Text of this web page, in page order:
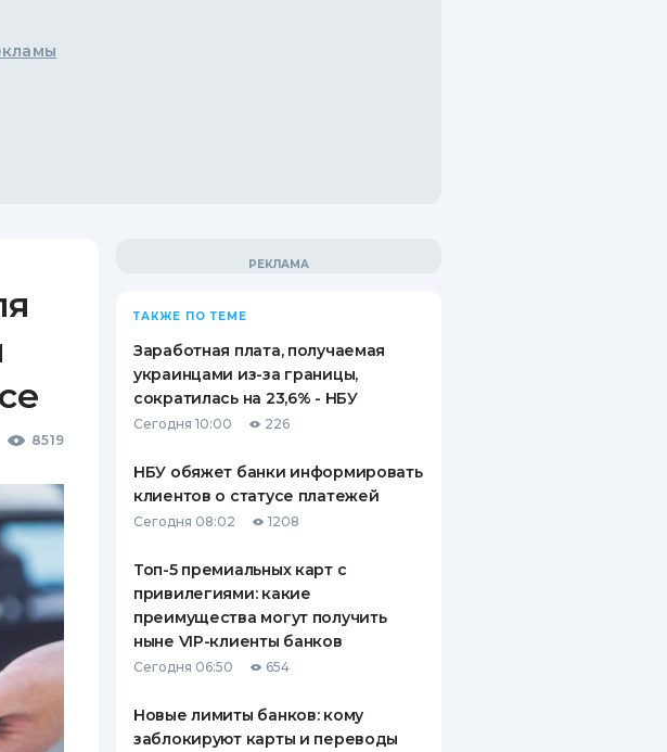
8519
ТАКЖЕ ПО ТЕМЕ
Заработная плата, получаемая
украинцами из-за границы,
сократилась на 23,6% - НБУ
Сегодня 10:00 226
НБУ обяжет банки информировать
клиентов о статусе платежей
Сегодня 08:02 1208
Топ-5 премиальных карт с
привилегиями: какие
преимущества могут получить
ныне VIP-клиенты банков
Сегодня 06:50 654
Новые лимиты банков: кому
заблокируют карты и переводы